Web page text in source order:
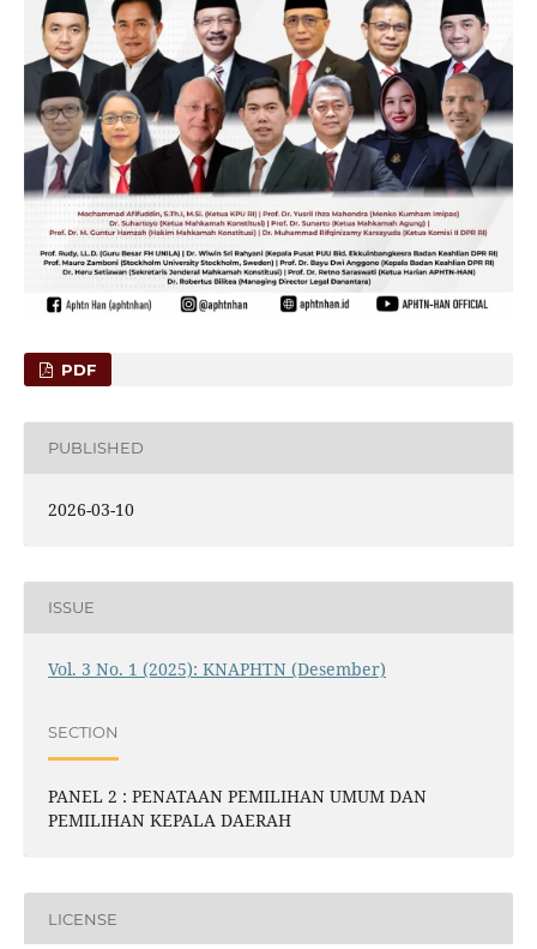
PDF
PUBLISHED
2026-03-10
ISSUE
Vol. 3 No. 1 (2025): KNAPHTN (Desember)
SECTION
PANEL 2 : PENATAAN PEMILIHAN UMUM DAN
PEMILIHAN KEPALA DAERAH
LICENSE